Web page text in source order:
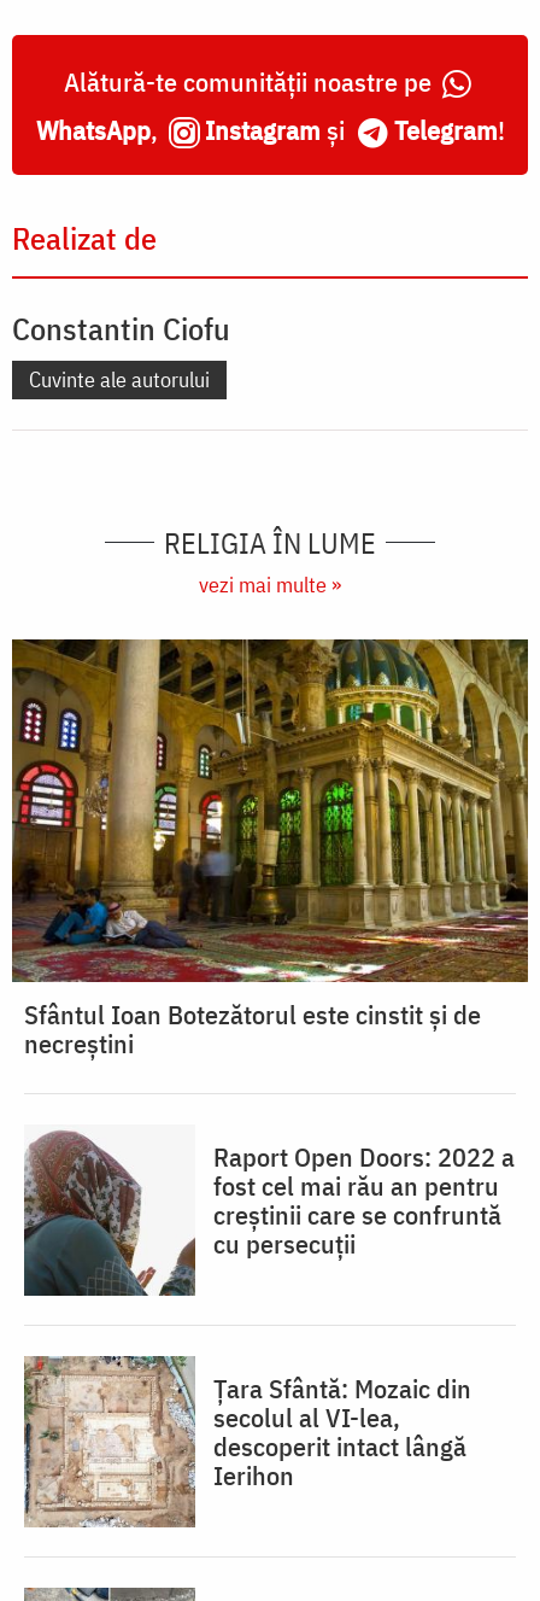
Alătură-te comunității noastre pe
WhatsApp, Instagram și Telegram!
Realizat de
Constantin Ciofu
Cuvinte ale autorului
RELIGIA ÎN LUME
vezi mai multe »
Sfântul Ioan Botezătorul este cinstit și de
necreștini
Raport Open Doors: 2022 a
fost cel mai rău an pentru
creștinii care se confruntă
cu persecuții
Țara Sfântă: Mozaic din
secolul al VI-lea,
descoperit intact lângă
Ierihon